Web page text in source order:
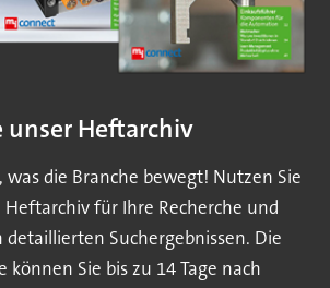
unser Heftarchiv
was die Branche bewegt! Nutzen Sie
für Ihre Recherche und
Suchergebnissen. Die
können Sie bis zu 14 Tage nach